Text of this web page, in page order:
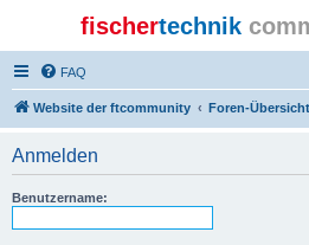
fischertechnik
FAQ
Website der ftcommunity Foren-Übersicht
Anmelden
Benutzername: